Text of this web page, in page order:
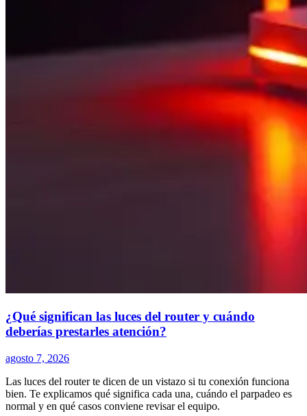
¿Qué significan las luces del router y cuándo
deberías prestarles atención?
agosto 7, 2026
Las luces del router te dicen de un vistazo si tu conexión funciona
bien. Te explicamos qué significa cada una, cuándo el parpadeo es
normal y en qué casos conviene revisar el equipo.